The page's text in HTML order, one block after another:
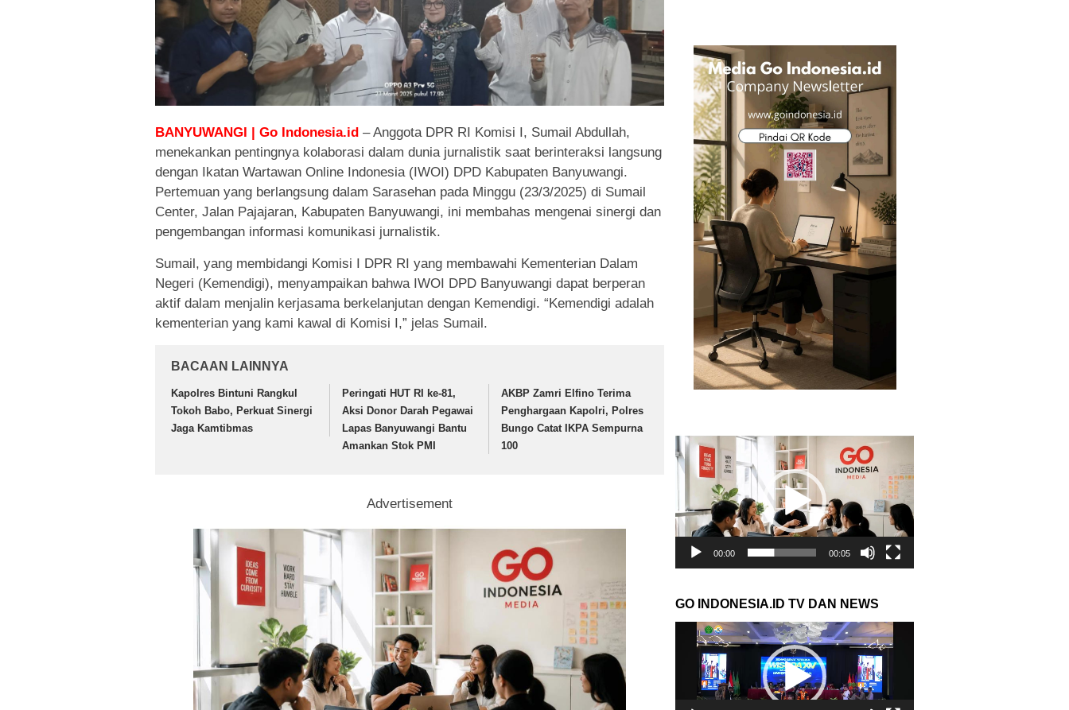
BANYUWANGI | Go Indonesia.id – Anggota DPR RI Komisi I, Sumail Abdullah,
menekankan pentingnya kolaborasi dalam dunia jurnalistik saat berinteraksi langsung
dengan Ikatan Wartawan Online Indonesia (IWOI) DPD Kabupaten Banyuwangi.
Pertemuan yang berlangsung dalam Sarasehan pada Minggu (23/3/2025) di Sumail
Center, Jalan Pajajaran, Kabupaten Banyuwangi, ini membahas mengenai sinergi dan
pengembangan informasi komunikasi jurnalistik.
Sumail, yang membidangi Komisi I DPR RI yang membawahi Kementerian Dalam
Negeri (Kemendigi), menyampaikan bahwa IWOI DPD Banyuwangi dapat berperan
aktif dalam menjalin kerjasama berkelanjutan dengan Kemendigi. “Kemendigi adalah
kementerian yang kami kawal di Komisi I,” jelas Sumail.
BACAAN LAINNYA
Kapolres Bintuni Rangkul
Tokoh Babo, Perkuat Sinergi
Jaga Kamtibmas
Peringati HUT RI ke-81,
Aksi Donor Darah Pegawai
Lapas Banyuwangi Bantu
Amankan Stok PMI
AKBP Zamri Elfino Terima
Penghargaan Kapolri, Polres
Bungo Catat IKPA Sempurna
100
Advertisement
Pemutar
Video
00:00 00:05
GO INDONESIA.ID TV DAN NEWS
Pemutar
Video